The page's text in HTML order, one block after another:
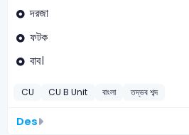
দরজা
ফটক
বাব।
CU CU B Unit বাংলা তদ্ভব শব্দ
Des